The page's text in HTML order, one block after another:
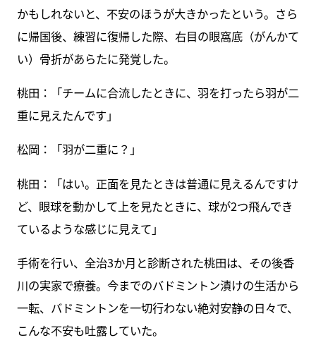
かもしれないと、不安のほうが大きかったという。さら
に帰国後、練習に復帰した際、右目の眼窩底（がんかて
い）骨折があらたに発覚した。
桃田：「チームに合流したときに、羽を打ったら羽が二
重に見えたんです」
松岡：「羽が二重に？」
桃田：「はい。正面を見たときは普通に見えるんですけ
ど、眼球を動かして上を見たときに、球が2つ飛んでき
ているような感じに見えて」
手術を行い、全治3か月と診断された桃田は、その後香
川の実家で療養。今までのバドミントン漬けの生活から
一転、バドミントンを一切行わない絶対安静の日々で、
こんな不安も吐露していた。